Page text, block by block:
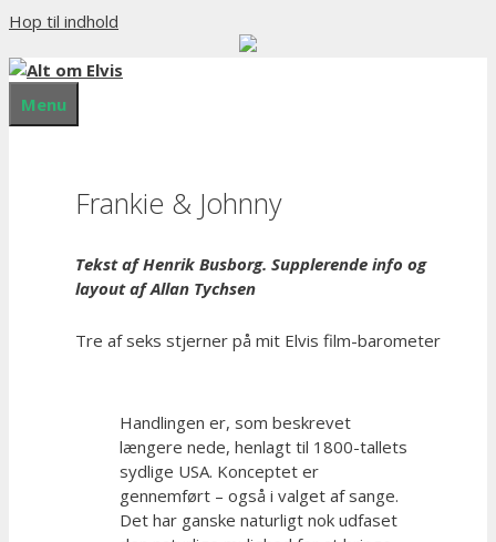
Hop til indhold
Menu
Frankie & Johnny
Tekst af Henrik Busborg. Supplerende info og
layout af Allan Tychsen
Tre af seks stjerner på mit Elvis film-barometer
Handlingen er, som beskrevet
længere nede, henlagt til 1800-tallets
sydlige USA. Konceptet er
gennemført – også i valget af sange.
Det har ganske naturligt nok udfaset